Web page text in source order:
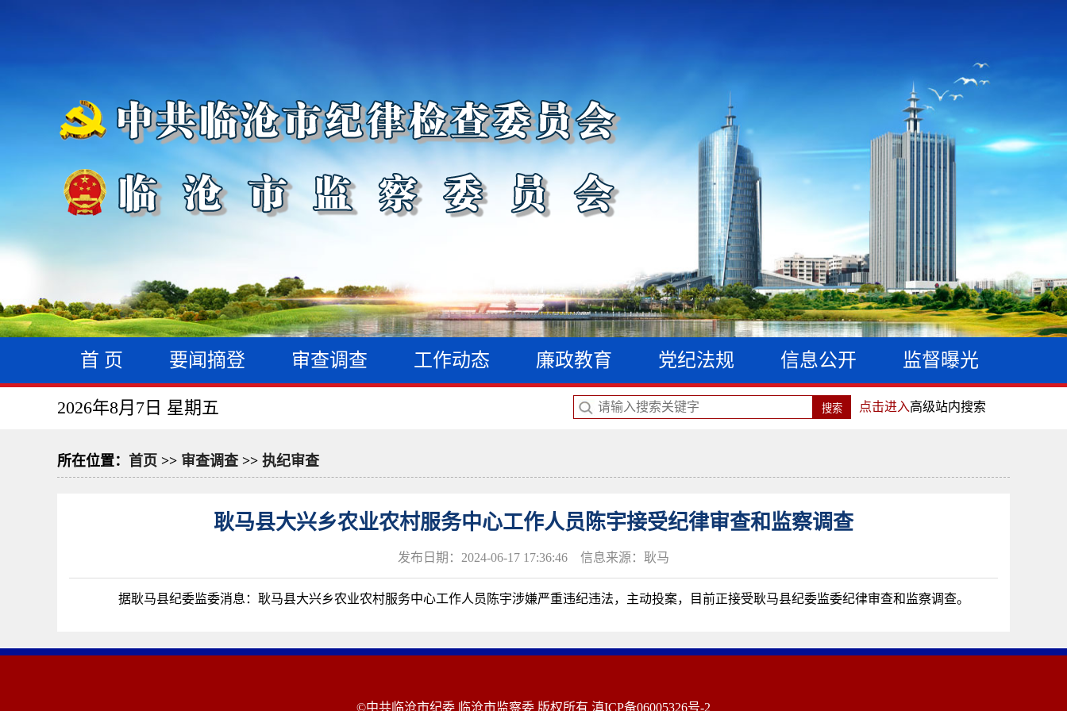
首 页 要闻摘登 审查调查 工作动态 廉政教育 党纪法规 信息公开 监督曝光
2026年8月7日 星期五 点击进入高级站内搜索
所在位置： 首页 >> 审查调查 >> 执纪审查
耿马县大兴乡农业农村服务中心工作人员陈宇接受纪律审查和监察调查
发布日期：2024-06-17 17:36:46 信息来源：耿马
据耿马县纪委监委消息：耿马县大兴乡农业农村服务中心工作人员陈宇涉嫌严重违纪违法，主动投案，目前正接受耿马县纪委监委纪律审查和监察调查。
©中共临沧市纪委 临沧市监察委 版权所有 滇ICP备06005326号-2